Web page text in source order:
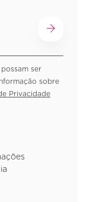
ser
sobre
Privacidade